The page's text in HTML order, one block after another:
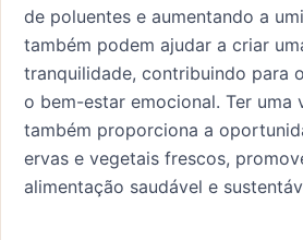
de poluentes e aumentando a
também podem ajudar a criar
tranquilidade, contribuindo para
o bem-estar emocional. Ter uma
também proporciona a
ervas e vegetais frescos,
alimentação saudável e